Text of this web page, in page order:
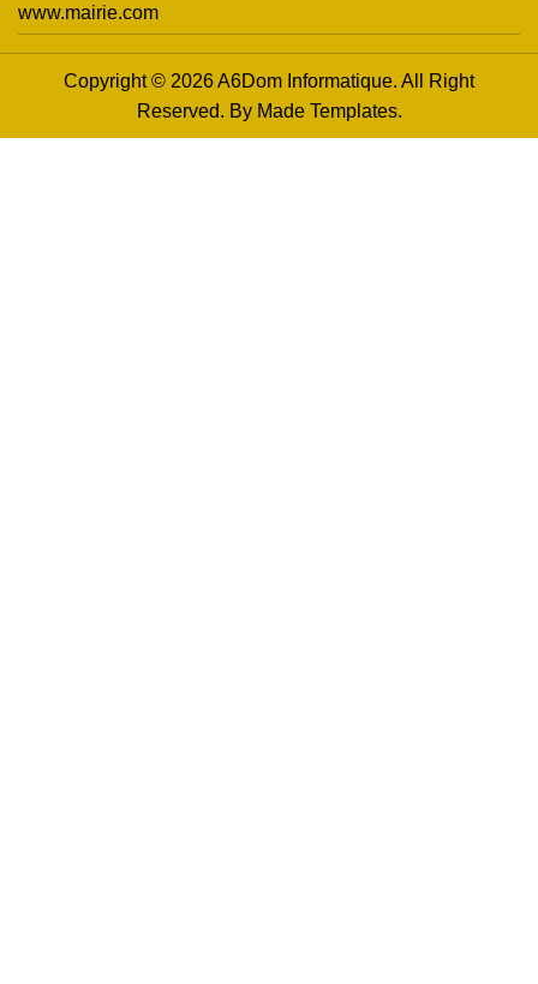
www.mairie.com
Copyright © 2026 A6Dom Informatique. All Right
Reserved. By Made Templates.